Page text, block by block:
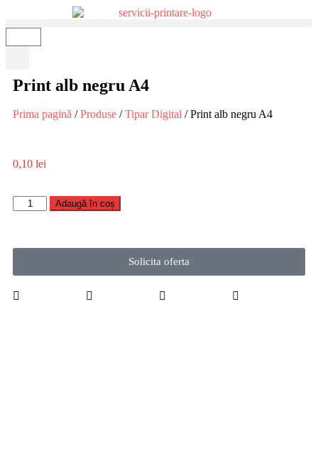
Print alb negru A4
Prima pagină /Produse /Tipar Digital / Print alb negru A4
0,10 lei
Adaugă în coș
Solicita oferta